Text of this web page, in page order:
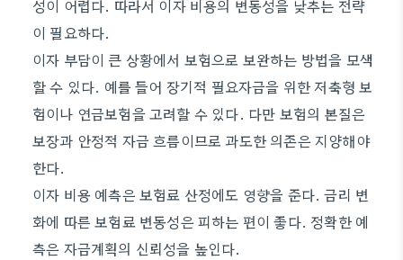
성이 어렵다. 따라서 이자 비용의 변동성을 낮추는 전략
이 필요하다.
이자 부담이 큰 상황에서 보험으로 보완하는 방법을 모색
할 수 있다. 예를 들어 장기적 필요자금을 위한 저축형 보
험이나 연금보험을 고려할 수 있다. 다만 보험의 본질은
보장과 안정적 자금 흐름이므로 과도한 의존은 지양해야
한다.
이자 비용 예측은 보험료 산정에도 영향을 준다. 금리 변
화에 따른 보험료 변동성은 피하는 편이 좋다. 정확한 예
측은 자금계획의 신뢰성을 높인다.